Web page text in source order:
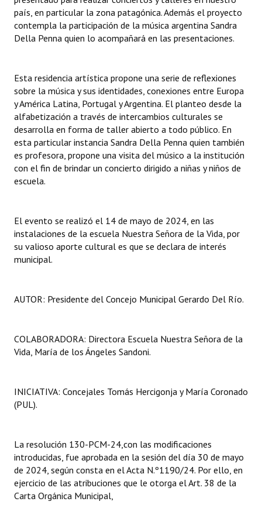
Huéspedes de Honor - Registro
Antiguos Pobladores - Registro
Bariloche, Municipio intercultural
Entrega de distinciones
REFORMA DE LA CARTA ORGÁNICA
país, en particular la zona patagónica. Además el proyecto
contempla la participación de la música argentina Sandra
Della Penna quien lo acompañará en las presentaciones.
Esta residencia artística propone una serie de reflexiones
sobre la música y sus identidades, conexiones entre Europa
y América Latina, Portugal y Argentina. El planteo desde la
alfabetización a través de intercambios culturales se
desarrolla en forma de taller abierto a todo público. En
esta particular instancia Sandra Della Penna quien también
es profesora, propone una visita del músico a la institución
con el fin de brindar un concierto dirigido a niñas y niños de
escuela.
El evento se realizó el 14 de mayo de 2024, en las
instalaciones de la escuela Nuestra Señora de la Vida, por
su valioso aporte cultural es que se declara de interés
municipal.
AUTOR: Presidente del Concejo Municipal Gerardo Del Río.
COLABORADORA: Directora Escuela Nuestra Señora de la
Vida, María de los Ángeles Sandoni.
INICIATIVA: Concejales Tomás Hercigonja y María Coronado
(PUL).
La resolución 130-PCM-24,con las modificaciones
introducidas, fue aprobada en la sesión del día 30 de mayo
de 2024, según consta en el Acta N.º1190/24. Por ello, en
ejercicio de las atribuciones que le otorga el Art. 38 de la
Carta Orgánica Municipal,